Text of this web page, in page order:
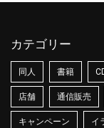
カテゴリー
同人 書籍
店舗 通信販売
キャンペーン イ